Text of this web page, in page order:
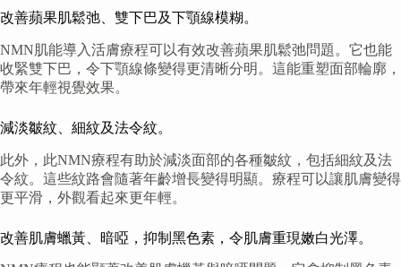
改善蘋果肌鬆弛、雙下巴及下顎線模糊。
NMN肌能導入活膚療程可以有效改善蘋果肌鬆弛問題。它也能
收緊雙下巴，令下顎線條變得更清晰分明。這能重塑面部輪廓，
帶來年輕視覺效果。
減淡皺紋、細紋及法令紋。
此外，此NMN療程有助於減淡面部的各種皺紋，包括細紋及法
令紋。這些紋路會隨著年齡增長變得明顯。療程可以讓肌膚變得
更平滑，外觀看起來更年輕。
改善肌膚蠟黃、暗啞，抑制黑色素，令肌膚重現嫩白光澤。